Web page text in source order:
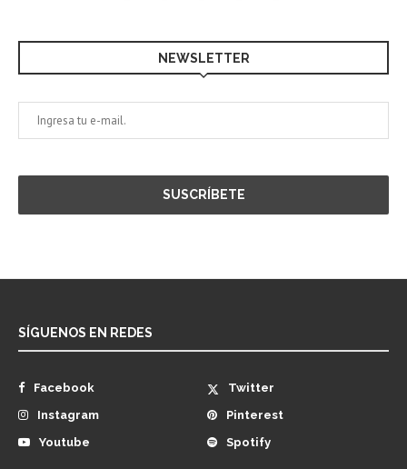
NEWSLETTER
SÍGUENOS EN REDES
Facebook
Twitter
Instagram
Pinterest
Youtube
Spotify